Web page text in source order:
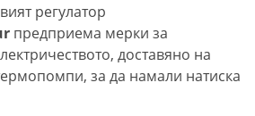
регулатор
предприема мерки за
доставяно на
за да намали натиска